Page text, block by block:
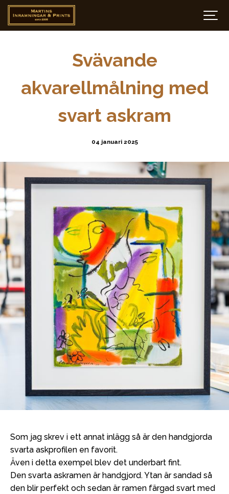
Svävande
akvarellmålning med
svart askram
04 januari 2025
Som jag skrev i ett annat inlägg så är den handgjorda
svarta askprofilen en favorit.
Även i detta exempel blev det underbart fint.
Den svarta askramen är handgjord. Ytan är sandad så
den blir perfekt och sedan är ramen färgad svart med